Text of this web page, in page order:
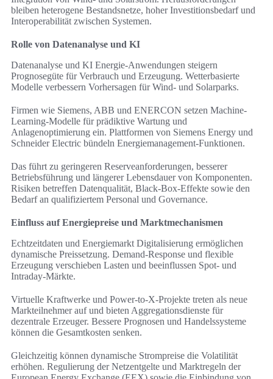
bleiben heterogene Bestandsnetze, hoher Investitionsbedarf und
Interoperabilität zwischen Systemen.
Rolle von Datenanalyse und KI
Datenanalyse und KI Energie-Anwendungen steigern
Prognosegüte für Verbrauch und Erzeugung. Wetterbasierte
Modelle verbessern Vorhersagen für Wind- und Solarparks.
Firmen wie Siemens, ABB und ENERCON setzen Machine-
Learning-Modelle für prädiktive Wartung und
Anlagenoptimierung ein. Plattformen von Siemens Energy und
Schneider Electric bündeln Energiemanagement-Funktionen.
Das führt zu geringeren Reserveanforderungen, besserer
Betriebsführung und längerer Lebensdauer von Komponenten.
Risiken betreffen Datenqualität, Black-Box-Effekte sowie den
Bedarf an qualifiziertem Personal und Governance.
Einfluss auf Energiepreise und Marktmechanismen
Echtzeitdaten und Energiemarkt Digitalisierung ermöglichen
dynamische Preissetzung. Demand-Response und flexible
Erzeugung verschieben Lasten und beeinflussen Spot- und
Intraday-Märkte.
Virtuelle Kraftwerke und Power-to-X-Projekte treten als neue
Markteilnehmer auf und bieten Aggregationsdienste für
dezentrale Erzeuger. Bessere Prognosen und Handelssysteme
können die Gesamtkosten senken.
Gleichzeitig können dynamische Strompreise die Volatilität
erhöhen. Regulierung der Netzentgelte und Marktregeln der